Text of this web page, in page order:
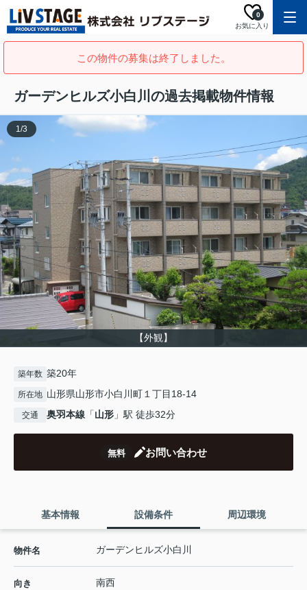
お気に入り
0
この物件の募集は終了しました。
ガーデンヒルズ小白川の過去掲載物件情報
【外観】
1/3
築年数 築20年
所在地 山形県山形市小白川町１丁目18-14
交通 奥羽本線 「山形 」駅 徒歩32分
無料 お問い合わせ
基本情報 設備条件 周辺環境
物件名 ガーデンヒルズ小白川
向き 南西